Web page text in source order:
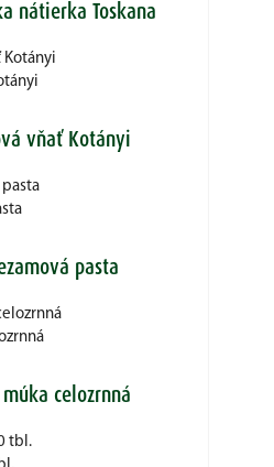
nátierka Toskana
vňať Kotányi
pasta
celozrnná